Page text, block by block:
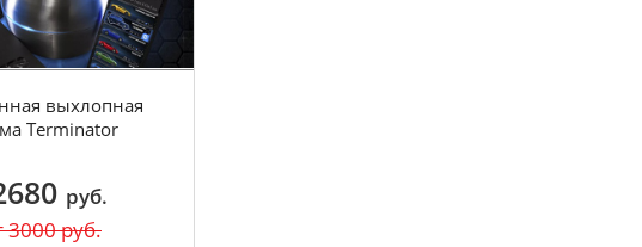
выхлопная
Terminator
руб.
3000 руб.